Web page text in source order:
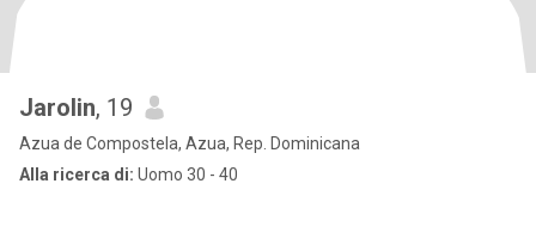
Jarolin, 19
Azua de Compostela, Azua, Rep. Dominicana
Alla ricerca di: Uomo 30 - 40